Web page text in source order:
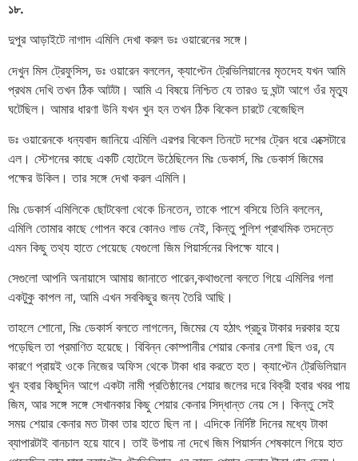
১৮.
দুপুর আড়াইটে নাগাদ এমিলি দেখা করল ডঃ ওয়ারেনের সঙ্গে।
দেখুন মিস ট্রেফুসিস, ডঃ ওয়ারেন বললেন, ক্যাপ্টেন ট্রেভিলিয়ানের মৃতদেহ যখন আমি
প্রথম দেখি তখন ঠিক আটটা। আমি এ বিষয়ে নিশ্চিত যে তারও দু ঘন্টা আগে ওঁর মৃত্যু
ঘটেছিল। আমার ধারণা উনি যখন খুন হন তখন ঠিক বিকেল চারটে বেজেছিল
ডঃ ওয়ারেনকে ধন্যবাদ জানিয়ে এমিলি এরপর বিকেল তিনটে দশের ট্রেন ধরে এক্সেটারে
এল। স্টেশনের কাছে একটি হোটেলে উঠেছিলেন মিঃ ডেকার্স, মিঃ ডেকার্স জিমের
পক্ষের উকিল। তার সঙ্গে দেখা করল এমিলি।
মিঃ ডেকার্স এমিলিকে ছোটবেলা থেকে চিনতেন, তাকে পাশে বসিয়ে তিনি বললেন,
এমিলি তোমার কাছে গোপন করে কোনও লাভ নেই, কিন্তু পুলিশ প্রাথমিক তদন্তে
এমন কিছু তথ্য হাতে পেয়েছে যেগুলো জিম পিয়ার্সনের বিপক্ষে যাবে।
সেগুলো আপনি অনায়াসে আমায় জানাতে পারেন,কথাগুলো বলতে গিয়ে এমিলির গলা
একটুকু কাপল না, আমি এখন সবকিছুর জন্য তৈরি আছি।
তাহলে শোনো, মিঃ ডেকার্স বলতে লাগলেন, জিমের যে হঠাৎ প্রচুর টাকার দরকার হয়ে
পড়েছিল তা প্রমাণিত হয়েছে। বিবিন্ন কোম্পানীর শেয়ার কেনার নেশা ছিল ওর, যে
কারণে প্রায়ই ওকে নিজের অফিস থেকে টাকা ধার করতে হত। ক্যাপ্টেন ট্রেভিলিয়ান
খুন হবার কিছুদিন আগে একটা নামী প্রতিষ্ঠানের শেয়ার জলের দরে বিক্রী হবার খবর পায়
জিম, আর সঙ্গে সঙ্গে সেখানকার কিছু শেয়ার কেনার সিদ্ধান্ত নেয় সে। কিন্তু সেই
সময় শেয়ার কেনার মত টাকা তার হাতে ছিল না। এদিকে নির্দিষ্ট দিনের মধ্যে টাকা
ব্যাপারটাই বানচাল হয়ে যাবে। তাই উপায় না দেখে জিম পিয়ার্সন শেষকালে গিয়ে হাত